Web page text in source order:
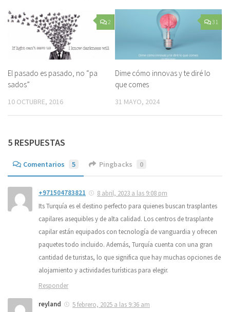
2
El pasado es pasado, no “pa
sados”
10 OCTUBRE, 2016
31
Dime cómo innovas y te diré lo
que comes
31 MAYO, 2024
5 RESPUESTAS
Comentarios 5 Pingbacks 0
+971504783821
8 abril, 2023 a las 9:08 pm
Its Turquía es el destino perfecto para quienes buscan trasplantes
capilares asequibles y de alta calidad. Los centros de trasplante
capilar están equipados con tecnología de vanguardia y ofrecen
paquetes todo incluido. Además, Turquía cuenta con una gran
cantidad de turistas, lo que significa que hay muchas opciones de
alojamiento y actividades turísticas para elegir.
Responder
reyland 5 febrero, 2025 a las 9:36 am